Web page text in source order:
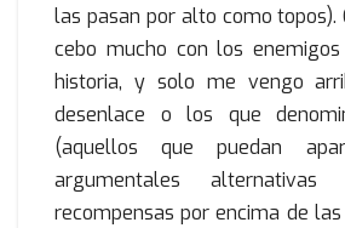
las pasan por alto como topos).
cebo mucho con los
historia, y solo me vengo
desenlace o los que
(aquellos que puedan
argumentales alternativas
recompensas por encima de